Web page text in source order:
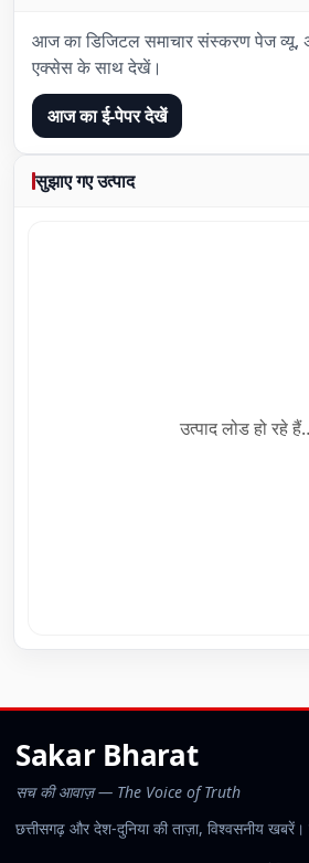
आज का डिजिटल समाचार संस्करण पेज व्यू,
एक्सेस के साथ देखें।
आज का ई-पेपर देखें
सुझाए गए उत्पाद
उत्पाद लोड हो रहे
Sakar Bharat
सच की आवाज़ — The Voice of Truth
छत्तीसगढ़ और देश-दुनिया की ताज़ा, विश्वसनीय खबरें।